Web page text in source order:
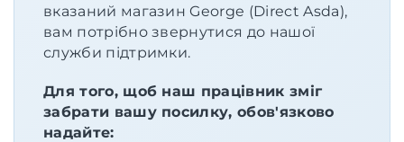
вказаний магазин George (Direct Asda),
вам потрібно звернутися до нашої
служби підтримки.
Для того, щоб наш працівник зміг
забрати вашу посилку, обов'язково
надайте: